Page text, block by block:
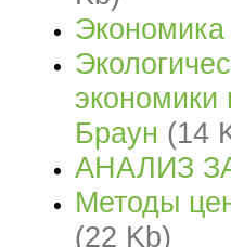
экономики
Браун (14
АНАЛИЗ
Методы
(22 Kb)